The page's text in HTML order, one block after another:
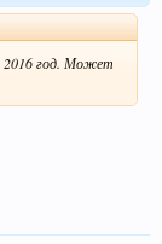
2016 год. Может